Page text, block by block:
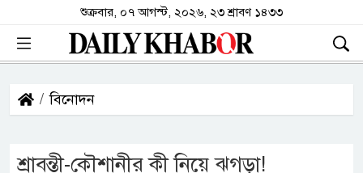
শুক্রবার, ০৭ আগস্ট, ২০২৬, ২৩ শ্রাবণ ১৪৩৩
বিনোদন
শ্রাবন্তী-কৌশানীর কী নিয়ে ঝগড়া!